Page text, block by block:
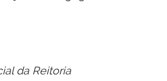
da Reitoria